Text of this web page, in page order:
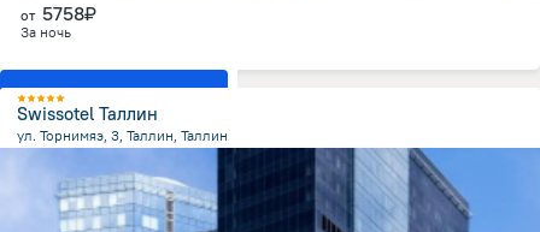
от 5758₽
За ночь
Показать все номера
Swissotel Таллин
ул. Торнимяэ, 3, Таллин, Таллин